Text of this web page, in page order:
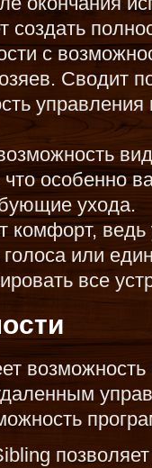
создать
с
Сводит
что особенно
ухода.
комфорт, ведь
или
все
возможность